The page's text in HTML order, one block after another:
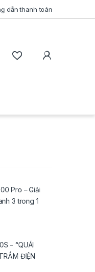
dẫn thanh toán
Pro – Giải
3 trong 1
– “QUÁI
ĐIỆN